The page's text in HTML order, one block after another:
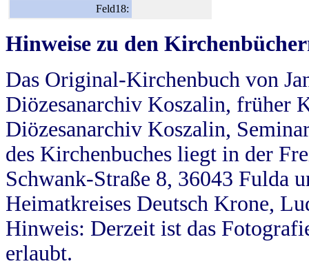
Feld18:
Hinweise zu den
Das Original-Kirchenbuch von
Diözesanarchiv Koszalin, früher
Diözesanarchiv Koszalin,
des Kirchenbuches liegt in der
Schwank-Straße 8, 36043 Fulda
Heimatkreises Deutsch Krone,
Hinweis: Derzeit ist das
erlaubt.